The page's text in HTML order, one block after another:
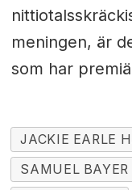
meningen, är
som har
JACKIE EARLE
SAMUEL BAYER